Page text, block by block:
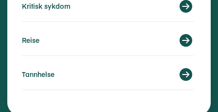
Kritisk sykdom
Reise
Tannhelse